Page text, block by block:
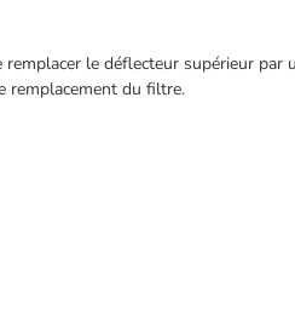
le déflecteur supérieur par
remplacement du filtre.